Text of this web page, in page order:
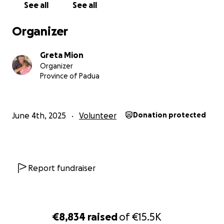
€8,834 raisedof€15.5K
Ora serve completare la struttura: 7235 euro per finire
con la concretezza di chi ha già vissuto lì e ha avuto
See all See all
Organizer
Greta Mion
Organizer
Province of Padua
June 4th, 2025 Volunteer Donation protected
Report fundraiser